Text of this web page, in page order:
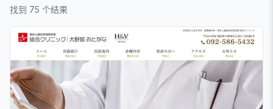
找到 75 个结果